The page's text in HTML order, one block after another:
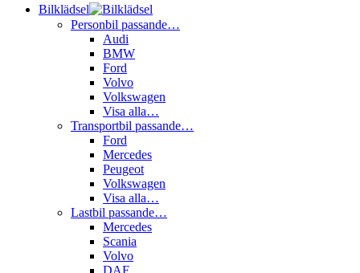
Bilklädsel
Personbil passande…
Audi
BMW
Ford
Volvo
Volkswagen
Visa alla…
Transportbil passande…
Ford
Mercedes
Peugeot
Volkswagen
Visa alla…
Lastbil passande…
Mercedes
Scania
Volvo
DAF